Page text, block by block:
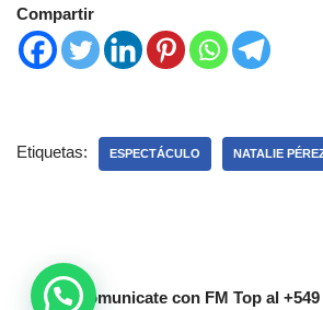
Compartir
Etiquetas: ESPECTÁCULO NATALIE
Comunicate con FM Top al +549